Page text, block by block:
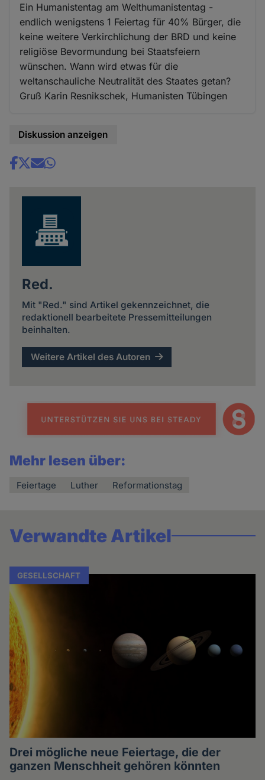
Ein Humanistentag am Welthumanistentag -
endlich wenigstens 1 Feiertag für 40% Bürger, die
keine weitere Verkirchlichung der BRD und keine
religiöse Bevormundung bei Staatsfeiern
wünschen. Wann wird etwas für die
weltanschauliche Neutralität des Staates getan?
Gruß Karin Resnikschek, Humanisten Tübingen
Diskussion anzeigen
Share
Red.
Mit "Red." sind Artikel gekennzeichnet, die
redaktionell bearbeitete Pressemitteilungen
beinhalten.
Weitere Artikel des Autoren
Mehr lesen über:
Feiertage Luther Reformationstag
Verwandte Artikel
GESELLSCHAFT
Drei mögliche neue Feiertage, die der
ganzen Menschheit gehören könnten